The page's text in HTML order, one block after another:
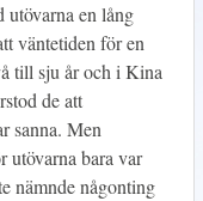
utövarna en lång
väntetiden för en
till sju år och i Kina
de att
sanna. Men
utövarna bara var
nämnde någonting